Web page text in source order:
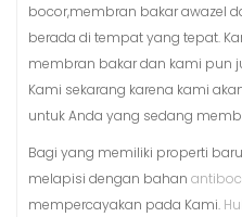
bocor,membran bakar awazel
berada di tempat yang tepat.
membran bakar dan kami pun
Kami sekarang karena kami
untuk Anda yang sedang
Bagi yang memiliki properti
melapisi dengan bahan
mempercayakan pada Kami.